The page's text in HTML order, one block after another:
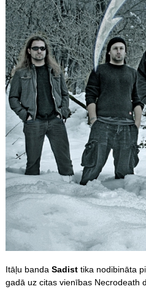
Itāļu banda Sadist tika nodibināta
gadā uz citas vienības Necrodeath